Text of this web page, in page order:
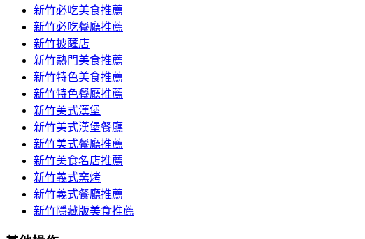
新竹必吃美食推薦
新竹必吃餐廳推薦
新竹披薩店
新竹熱門美食推薦
新竹特色美食推薦
新竹特色餐廳推薦
新竹美式漢堡
新竹美式漢堡餐廳
新竹美式餐廳推薦
新竹美食名店推薦
新竹義式窯烤
新竹義式餐廳推薦
新竹隱藏版美食推薦